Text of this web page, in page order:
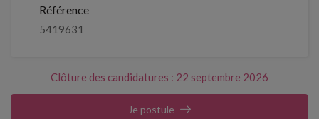
Référence
5419631
Clôture des candidatures : 22 septembre 2026
Je postule